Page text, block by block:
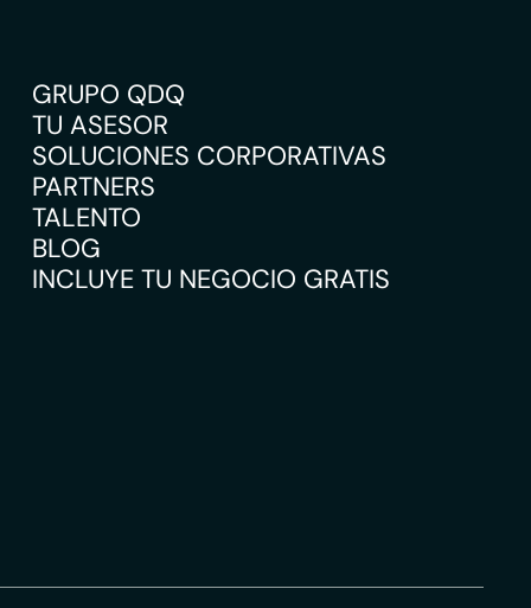
GRUPO QDQ
TU ASESOR
SOLUCIONES CORPORATIVAS
PARTNERS
TALENTO
BLOG
INCLUYE TU NEGOCIO GRATIS